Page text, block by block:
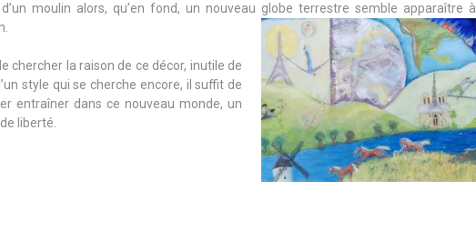
moulin alors, qu’en fond, un nouveau globe terrestre semble apparaître à
chercher la raison de ce décor, inutile de
style qui se cherche encore, il suffit de
entraîner dans ce nouveau monde, un
liberté.